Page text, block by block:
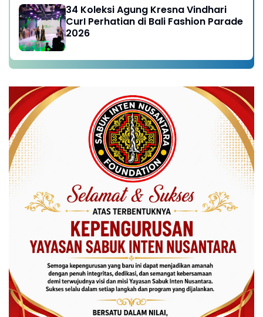
34 Koleksi Agung Kresna Vindhari
CurI Perhatian di Bali Fashion Parade
2026